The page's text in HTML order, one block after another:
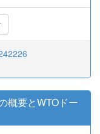
概要とWTOドー